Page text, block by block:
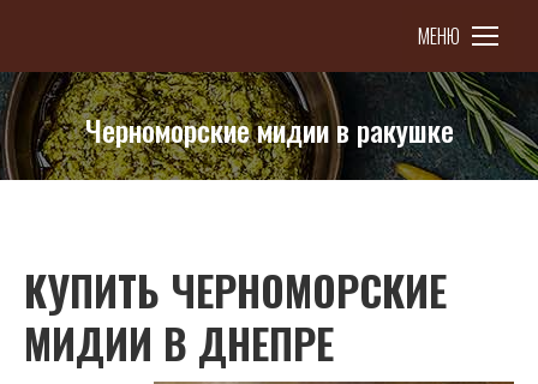
МЕНЮ
Черноморские мидии в ракушке
You are here:
КУПИТЬ ЧЕРНОМОРСКИЕ
МИДИИ В ДНЕПРЕ